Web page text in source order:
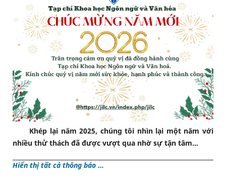
Khép lại năm 2025, chúng tôi nhìn lại một năm với
nhiều thử thách đã được vượt qua nhờ sự tận tâm...
Hiển thị tất cả thông báo ...